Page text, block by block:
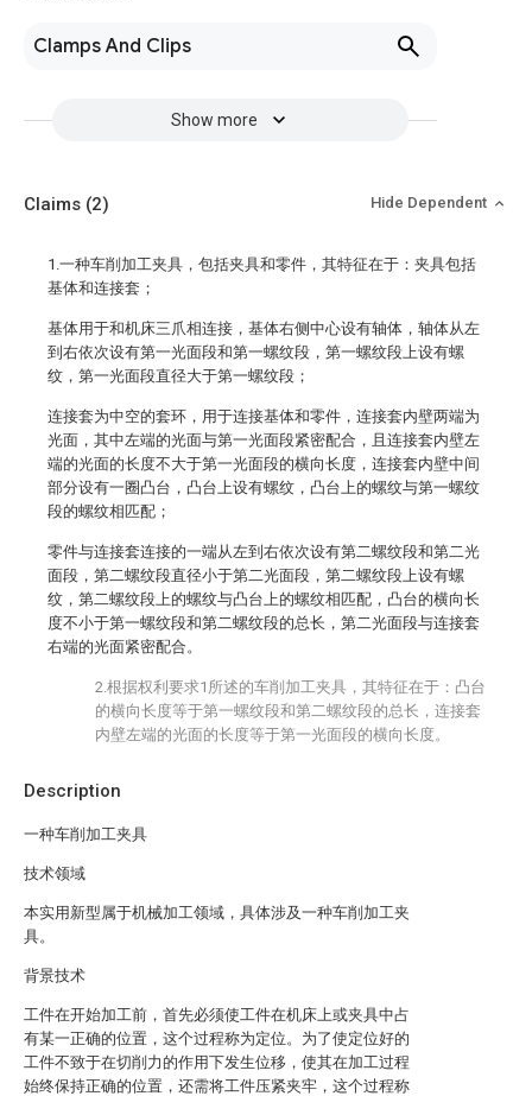
Clamps And Clips
Show more
Description
一种车削加工夹具
技术领域
本实用新型属于机械加工领域，具体涉及一种车削加工夹
具。
背景技术
工件在开始加工前，首先必须使工件在机床上或夹具中占
有某一正确的位置，这个过程称为定位。为了使定位好的
工件不致于在切削力的作用下发生位移，使其在加工过程
始终保持正确的位置，还需将工件压紧夹牢，这个过程称
Claims (2) Hide Dependent
1.一种车削加工夹具，包括夹具和零件，其特征在于：夹具包括
基体和连接套；
基体用于和机床三爪相连接，基体右侧中心设有轴体，轴体从左
到右依次设有第一光面段和第一螺纹段，第一螺纹段上设有螺
纹，第一光面段直径大于第一螺纹段；
连接套为中空的套环，用于连接基体和零件，连接套内壁两端为
光面，其中左端的光面与第一光面段紧密配合，且连接套内壁左
端的光面的长度不大于第一光面段的横向长度，连接套内壁中间
部分设有一圈凸台，凸台上设有螺纹，凸台上的螺纹与第一螺纹
段的螺纹相匹配；
零件与连接套连接的一端从左到右依次设有第二螺纹段和第二光
面段，第二螺纹段直径小于第二光面段，第二螺纹段上设有螺
纹，第二螺纹段上的螺纹与凸台上的螺纹相匹配，凸台的横向长
度不小于第一螺纹段和第二螺纹段的总长，第二光面段与连接套
右端的光面紧密配合。
2.根据权利要求1所述的车削加工夹具，其特征在于：凸台
的横向长度等于第一螺纹段和第二螺纹段的总长，连接套
内壁左端的光面的长度等于第一光面段的横向长度。